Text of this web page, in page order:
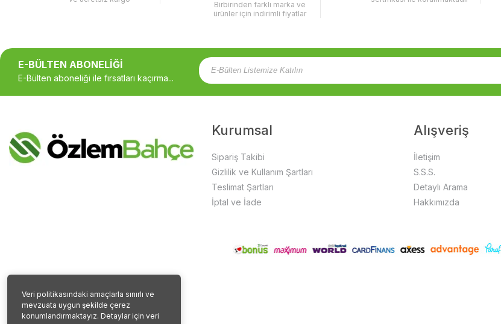
Veri politikasındaki amaçlarla sınırlı ve
mevzuata uygun şekilde çerez
konumlandırmaktayız. Detaylar için veri
Birbirinden farklı marka ve
ürünler için indirimli fiyatlar
E-BÜLTEN ABONELİĞİ
E-Bülten aboneliği ile fırsatları kaçırma...
Kurumsal
Sipariş Takibi
Gizlilik ve Kullanım Şartları
Teslimat Şartları
İptal ve İade
Alışveriş
İletişim
S.S.S.
Detaylı Arama
Hakkımızda